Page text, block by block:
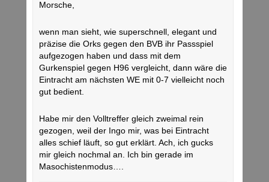
Morsche,
wenn man sieht, wie superschnell, elegant und
präzise die Orks gegen den BVB ihr Passspiel
aufgezogen haben und dass mit dem
Gurkenspiel gegen H96 vergleicht, dann wäre die
Eintracht am nächsten WE mit 0-7 vielleicht noch
gut bedient.
Habe mir den Volltreffer gleich zweimal rein
gezogen, weil der Ingo mir, was bei Eintracht
alles schief läuft, so gut erklärt. Ach, ich gucks
mir gleich nochmal an. Ich bin gerade im
Masochistenmodus….